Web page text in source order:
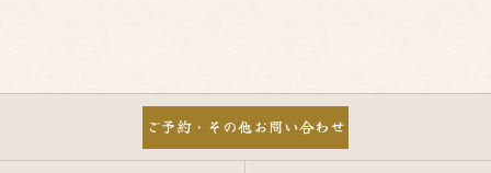
ご予約・その他お問い合わせ